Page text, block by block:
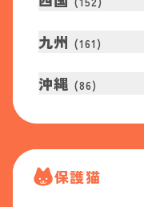
九州 (161 )
沖縄 (86)
保護猫